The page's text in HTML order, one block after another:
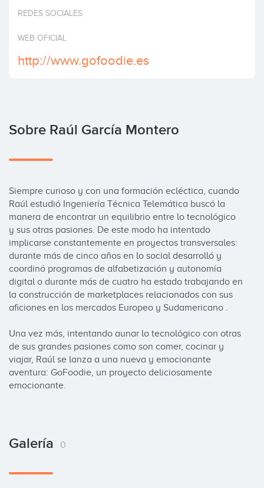
Invertir
REDES SOCIALES
WEB OFICIAL
http://www.gofoodie.es
Sobre Raúl García Montero
Siempre curioso y con una formación ecléctica, cuando
Raúl estudió Ingeniería Técnica Telemática buscó la
manera de encontrar un equilibrio entre lo tecnológico
y sus otras pasiones. De este modo ha intentado
implicarse constantemente en proyectos transversales:
durante más de cinco años en lo social desarrolló y
coordinó programas de alfabetización y autonomía
digital o durante más de cuatro ha estado trabajando en
la construcción de marketplaces relacionados con sus
aficiones en los mercados Europeo y Sudamericano .
Una vez más, intentando aunar lo tecnológico con otras
de sus grandes pasiones como son comer, cocinar y
viajar, Raúl se lanza a una nueva y emocionante
aventura: GoFoodie, un proyecto deliciosamente
emocionante.
Galería 0